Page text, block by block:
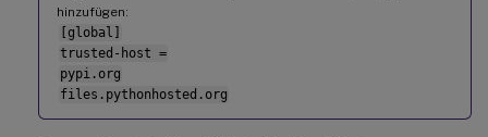
hinzufügen:
[global]
trusted-host =
pypi.org
files.pythonhosted.org